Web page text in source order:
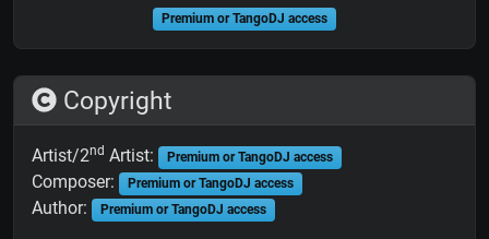
Premium or TangoDJ access
Copyright
Artist/2nd Artist: Premium or TangoDJ access
Composer: Premium or TangoDJ access
Author: Premium or TangoDJ access